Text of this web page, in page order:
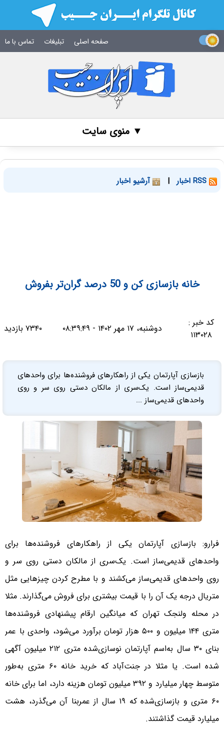
صفحه اصلی تبلیغات تماس با ما
▼ منوی سایت
| آرشیو اخبار
خانه بازسازی کن و 50 درصد گران‌تر بفروش
کد خبر :
۱۱۳۰۲۸
دوشنبه، ۱۷ مهر ۱۴۰۲ - ۰۸:۳۹:۴۹ ۷۳۴۰ بازدید
بازسازی آپارتمان یکی از راهکار‌های فروشنده‌ها برای واحد‌های
قدیمی‌ساز است. یک‌سری از مالکان دستی روی سر و روی
واحد‌های قدیمی‌ساز ...
فرارو: بازسازی آپارتمان یکی از راهکار‌های فروشنده‌ها برای
واحد‌های قدیمی‌ساز است. یک‌سری از مالکان دستی روی سر و
روی واحد‌های قدیمی‌ساز می‌کشند و با مطرح کردن چیز‌هایی مثل
متریال درجه یک آن را با قیمت بیشتری برای فروش می‌گذارند. مثلا
در محله ولنجک تهران که میانگین ارقام پیشنهادی فروشنده‌ها
متری ۱۴۴ میلیون و ۵۰۰ هزار تومان برآورد می‌شود، واحدی با عمر
بنای ۳۰ سال به‌اسم آپارتمان نوسازی‌شده متری ۲۱۲ میلیون آگهی
شده است. یا مثلا در جنت‌آباد که خرید خانه ۶۰ متری به‌طور
متوسط چهار میلیارد و ۳۹۲ میلیون تومان هزینه دارد، اما برای خانه
۶۰ متری و بازسازی‌شده که ۱۹ سال از عمربنا آن می‌گذرد، هشت
میلیارد قیمت گذاشتند.